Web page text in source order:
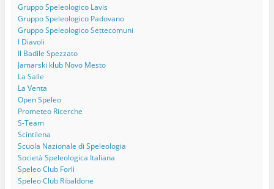
Gruppo Speleologico Lavis
Gruppo Speleologico Padovano
Gruppo Speleologico Settecomuni
I Diavoli
Il Badile Spezzato
Jamarski klub Novo Mesto
La Salle
La Venta
Open Speleo
Prometeo Ricerche
S-Team
Scintilena
Scuola Nazionale di Speleologia
Società Speleologica Italiana
Speleo Club Forlì
Speleo Club Ribaldone